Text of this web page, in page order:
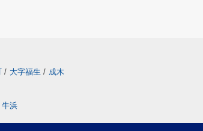
/ 大字福生 / 成木
牛浜